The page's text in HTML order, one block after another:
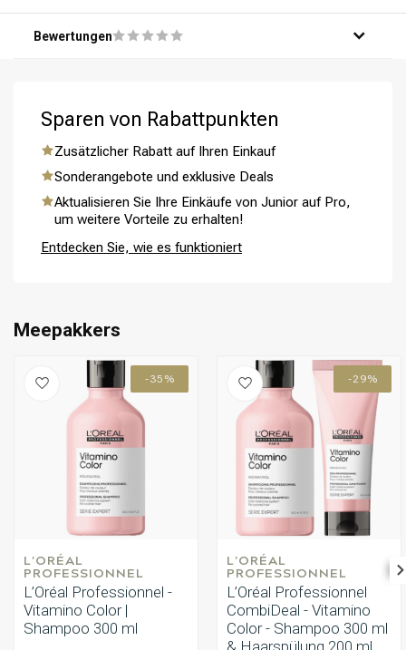
Umformung CombiDeals
um optimale Ergebnisse zu erzielen.
Schritt 4: Spülen Sie das Haar gründlich mit warmem
Bewertungen
Sparen von Rabattpunkten
Zusätzlicher Rabatt auf Ihren Einkauf
Sonderangebote und exklusive Deals
Aktualisieren Sie Ihre Einkäufe von Junior auf Pro,
um weitere Vorteile zu erhalten!
Entdecken Sie, wie es funktioniert
Meepakkers
-35%
L'ORÉAL
PROFESSIONNEL
L’Oréal Professionnel -
Vitamino Color |
Shampoo 300 ml
-29%
L'ORÉAL
PROFESSIONNEL
L’Oréal Professionnel
CombiDeal - Vitamino
Color - Shampoo 300 ml